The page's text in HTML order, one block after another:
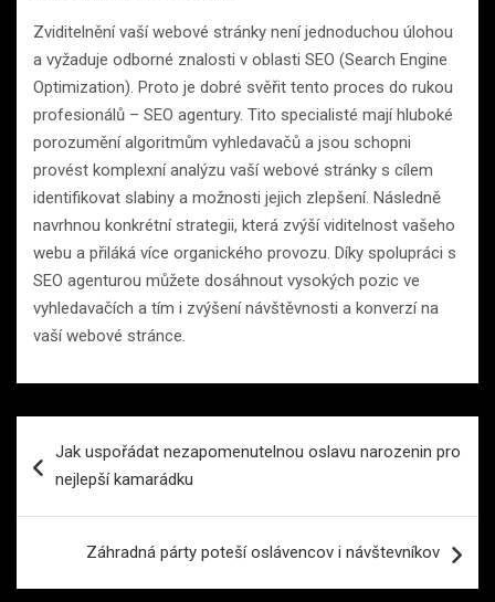
Zviditelnění vaší webové stránky není jednoduchou úlohou
a vyžaduje odborné znalosti v oblasti SEO (Search Engine
Optimization). Proto je dobré svěřit tento proces do rukou
profesionálů – SEO agentury. Tito specialisté mají hluboké
porozumění algoritmům vyhledavačů a jsou schopni
provést komplexní analýzu vaší webové stránky s cílem
identifikovat slabiny a možnosti jejich zlepšení. Následně
navrhnou konkrétní strategii, která zvýší viditelnost vašeho
webu a přiláká více organického provozu. Díky spolupráci s
SEO agenturou můžete dosáhnout vysokých pozic ve
vyhledavačích a tím i zvýšení návštěvnosti a konverzí na
vaší webové stránce.
proJak uspořádat nezapomenutelnou oslavu narozenin pro
nejlepší kamarádku
Záhradná párty poteší oslávencov i návštevníkov